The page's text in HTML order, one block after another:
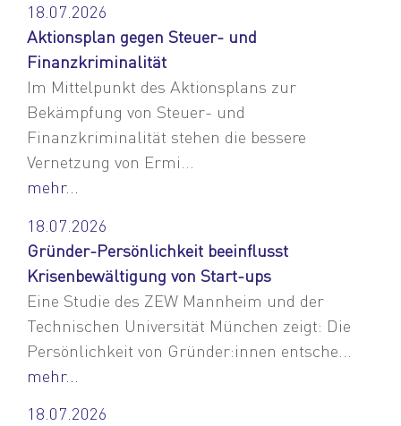
18.07.2026
Aktionsplan gegen Steuer- und
Finanzkriminalität
Im Mittelpunkt des Aktionsplans zur
Bekämpfung von Steuer- und
Finanzkriminalität stehen die bessere
Vernetzung von Ermi...
mehr...
18.07.2026
Gründer-Persönlichkeit beeinflusst
Krisenbewältigung von Start-ups
Eine Studie des ZEW Mannheim und der
Technischen Universität München zeigt: Die
Persönlichkeit von Gründer:innen entsche...
mehr...
18.07.2026